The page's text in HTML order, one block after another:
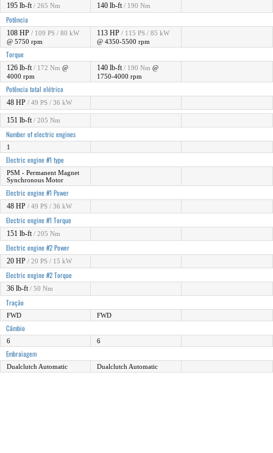
195 lb-ft / 265 Nm 140 lb-ft / 190 Nm
Potência
108 HP / 109 PS / 80 kW
@ 5750 rpm
113 HP / 115 PS / 85 kW
@ 4350-5500 rpm
Torque
126 lb-ft / 172 Nm @
4000 rpm
140 lb-ft / 190 Nm @
1750-4000 rpm
Potência total elétrico
48 HP / 49 PS / 36 kW
151 lb-ft / 205 Nm
Number of electric engines
1
Electric engine #1 type
PSM - Permanent Magnet
Synchronous Motor
Electric engine #1 Power
48 HP / 49 PS / 36 kW
Electric engine #1 Torque
151 lb-ft / 205 Nm
Electric engine #2 Power
20 HP / 20 PS / 15 kW
Electric engine #2 Torque
36 lb-ft / 50 Nm
Tração
FWD FWD
Câmbio
6 6
Embraiagem
Dualclutch Automatic Dualclutch Automatic